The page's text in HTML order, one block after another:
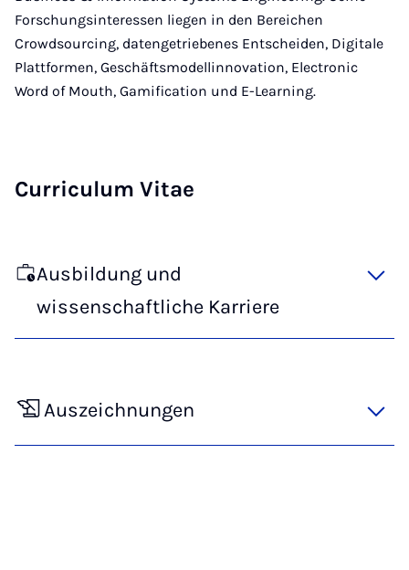
Forschungsinteressen liegen in den Bereichen
Crowdsourcing, datengetriebenes Entscheiden, Digitale
Plattformen, Geschäftsmodellinnovation, Electronic
Word of Mouth, Gamification und E-Learning.
Curriculum Vitae
Ausbildung und
wissenschaftliche Karriere
Auszeichnungen